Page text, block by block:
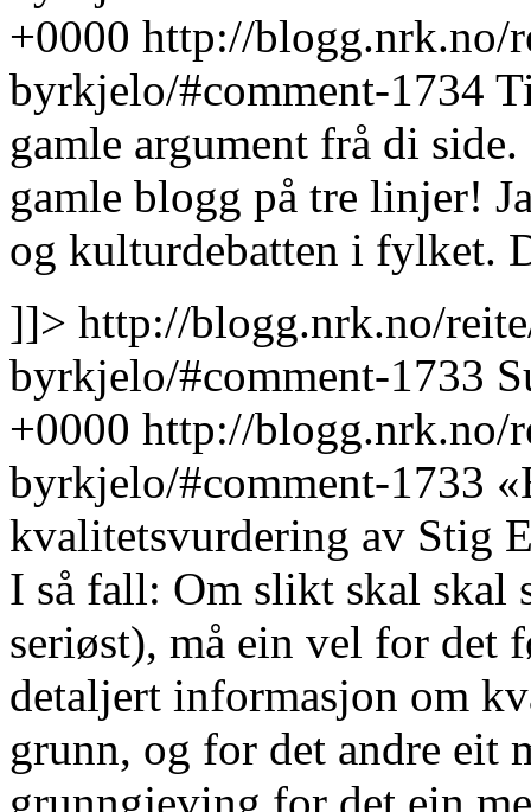
+0000 http://blogg.nrk.no/
byrkjelo/#comment-1734
gamle argument frå di
gamle blogg på tre linjer!
og kulturdebatten i fylket.
]]> http://blogg.nrk.no/
byrkjelo/#comment-1733
+0000 http://blogg.nrk.no/
byrkjelo/#comment-1733
kvalitetsvurdering av Stig
I så fall: Om slikt skal skal
seriøst), må ein vel for det
detaljert informasjon om
grunn, og for det andre eit